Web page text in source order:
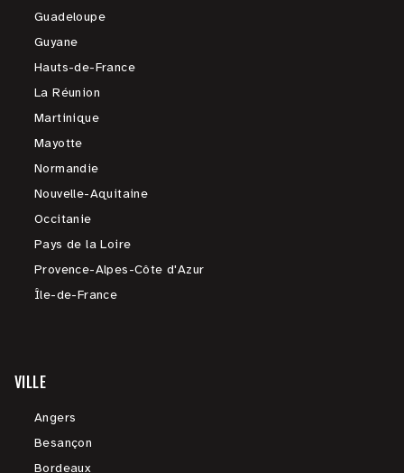
Guadeloupe
Guyane
Hauts-de-France
La Réunion
Martinique
Mayotte
Normandie
Nouvelle-Aquitaine
Occitanie
Pays de la Loire
Provence-Alpes-Côte d'Azur
Île-de-France
VILLE
Angers
Besançon
Bordeaux